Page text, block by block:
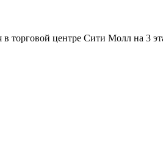
в торговой центре Сити Молл на